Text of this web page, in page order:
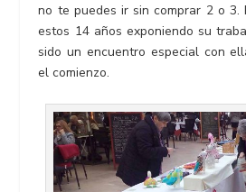
no te puedes ir sin comprar 2 o 3.
estos 14 años exponiendo su
sido un encuentro especial con
el comienzo.